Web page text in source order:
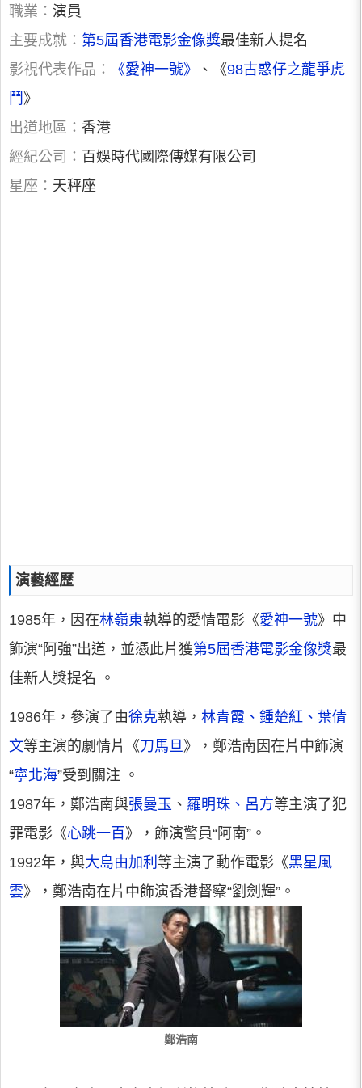
職業： 演員
主要成就： 第5屆香港電影金像獎最佳新人提名
影視代表作品：
《愛神一號》 、《98古惑仔之龍爭虎
鬥 》
出道地區： 香港
經紀公司： 百娛時代國際傳媒有限公司
星座： 天秤座
演藝經歷
1985年，因在林嶺東執導的愛情電影《愛神一號》中
飾演“阿強”出道，並憑此片獲第5屆香港電影金像獎最
佳新人獎提名
。
1986年，參演了由徐克執導， 林青霞、鍾楚紅、葉倩
文等主演的劇情片《刀馬旦》，鄭浩南因在片中飾演
“寧北海”受到關注 。
1987年，鄭浩南與張曼玉 、 羅明珠、呂方等主演了犯
罪電影《心跳一百 》，飾演警員“阿南”。
1992年，與大島由加利 等主演了動作電影《黑星風
雲》，鄭浩南在片中飾演香港督察“劉劍輝”。
鄭浩南